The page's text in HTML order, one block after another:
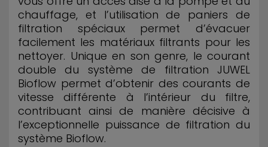
chauffage, et l’utilisation de paniers de
filtration spéciaux permet d’évacuer
facilement les matériaux filtrants pour les
nettoyer. Unique en son genre, le courant
double du système de filtration JUWEL
Bioflow permet d’obtenir des courants de
vitesse différente à l’intérieur du filtre,
contribuant ainsi de manière décisive à
l’exceptionnelle puissance de filtration du
système Bioflow.